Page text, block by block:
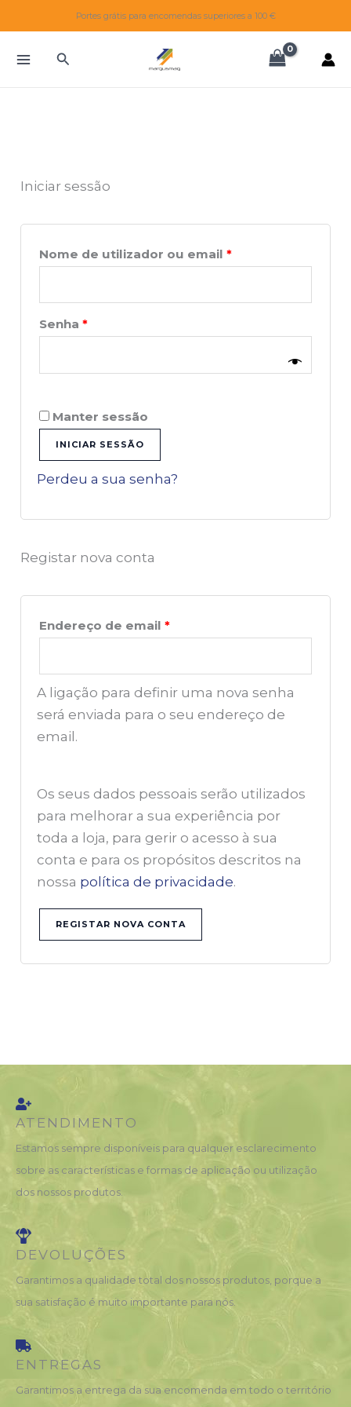
to
content
Portes grátis para encomendas superiores a 100 €
Search
Iniciar sessão
Nome de utilizador ou email*
Obrigatório
Senha*
Obrigatório
Manter sessão
INICIAR SESSÃO
Perdeu a sua senha?
Registar nova conta
Endereço de email*
Obrigatório
A ligação para definir uma nova senha
será enviada para o seu endereço de
email.
Os seus dados pessoais serão utilizados
para melhorar a sua experiência por
toda a loja, para gerir o acesso à sua
conta e para os propósitos descritos na
nossa política de privacidade.
REGISTAR NOVA CONTA
ATENDIMENTO
Estamos sempre disponíveis para qualquer esclarecimento
sobre as características e formas de aplicação ou utilização
dos nossos produtos.
DEVOLUÇÕES
Garantimos a qualidade total dos nossos produtos, porque a
sua satisfação é muito importante para nós.
ENTREGAS
Garantimos a entrega da sua encomenda em todo o território